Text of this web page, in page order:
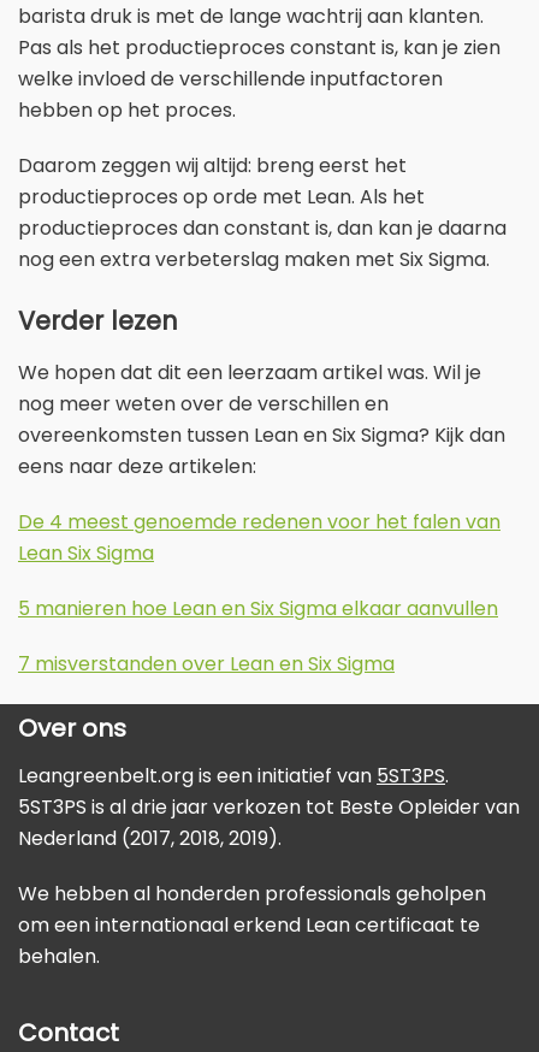
barista druk is met de lange wachtrij aan klanten.
Pas als het productieproces constant is, kan je zien
welke invloed de verschillende inputfactoren
hebben op het proces.
Daarom zeggen wij altijd: breng eerst het
productieproces op orde met Lean. Als het
productieproces dan constant is, dan kan je daarna
nog een extra verbeterslag maken met Six Sigma.
Verder lezen
We hopen dat dit een leerzaam artikel was. Wil je
nog meer weten over de verschillen en
overeenkomsten tussen Lean en Six Sigma? Kijk dan
eens naar deze artikelen:
De 4 meest genoemde redenen voor het falen van
Lean Six Sigma
5 manieren hoe Lean en Six Sigma elkaar aanvullen
7 misverstanden over Lean en Six Sigma
Over ons
Leangreenbelt.org is een initiatief van 5ST3PS.
5ST3PS is al drie jaar verkozen tot Beste Opleider van
Nederland (2017, 2018, 2019).
We hebben al honderden professionals geholpen
om een internationaal erkend Lean certificaat te
behalen.
Contact